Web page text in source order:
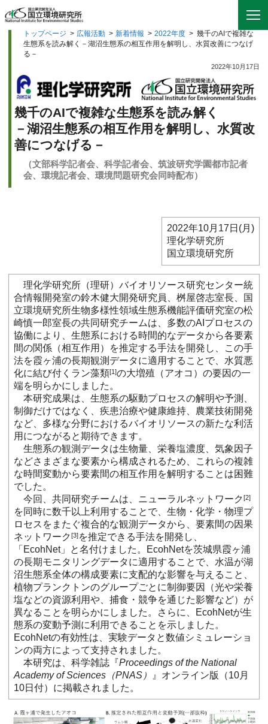
トップページ > 広報活動 > 新着情報 > 2022年度 > 幾千のAIで複雑な
生態系を読み解く－湖沼生態系の相互作用を解明し、水質改善につなげ
る－
2022年10月17日
幾千のAIで複雑な生態系を読み解く
－湖沼生態系の相互作用を解明し、水質改
善につなげる－
（文部科学記者会、科学記者会、筑波研究学園都市記者
会、環境記者会、環境問題研究会同時配布）
2022年10月17日(月)
理化学研究所
国立環境研究所
理化学研究所（理研）バイオリソース研究センター統
合情報開発室の鈴木健大開発研究員、桝屋啓志室長、国
立環境研究所生物多様性領域生態系機能評価研究室の松
崎慎一郎室長の共同研究チームは、多数のAIプロセスの
協働により、生態系における時間的なデータから各要素
間の関係（相互作用）を推定する手法を開発し、この手
法を霞ヶ浦の長期観測データに適用することで、水質悪
化に結び付くラン藻類[1]の大増殖（アオコ）の要因の一
端を明らかにしました。
本研究成果は、生態系の駆動プロセスの解明や予測、
制御だけではなく、疾患治療や健康維持、農業技術開発
など、多様な分野におけるバイオリソースの新たな利活
用につながると期待できます。
生態系の観測データは生物量、栄養塩濃度、気象因子
などさまざまな要素から構成されるため、これらの複雑
な時間変動から要素間の相互作用を解明することは困難
でした。
今回、共同研究チームは、ニューラルネットワーク [2]
を同時に数千以上利用することで、生物・化学・物理プ
ロセスをまたぐ複合的な観測データから、要素間の因果
ネットワーク [3]を推定できる手法を開発し、
「EcohNet」と名付けました。EcohNetを茨城県霞ヶ浦
の長期モニタリングデータに適用することで、水温が湖
沼生態系全体の構成要素に支配的な影響を与えること、
植物プランクトンのグループごとに制御要因（光や栄養
塩などの資源利用や、捕食・競争を通じた影響など）が
異なることを明らかにしました。さらに、EcohNetが生
態系の変動予測に利用できることを示しました。
EcohNetの有効性は、実験データと数値シミュレーショ
ンの両方によって支持されました。
本研究は、科学雑誌『Proceedings of the National
Academy of Sciences（PNAS）
』オンライン版（10月
10日付）に掲載されました。